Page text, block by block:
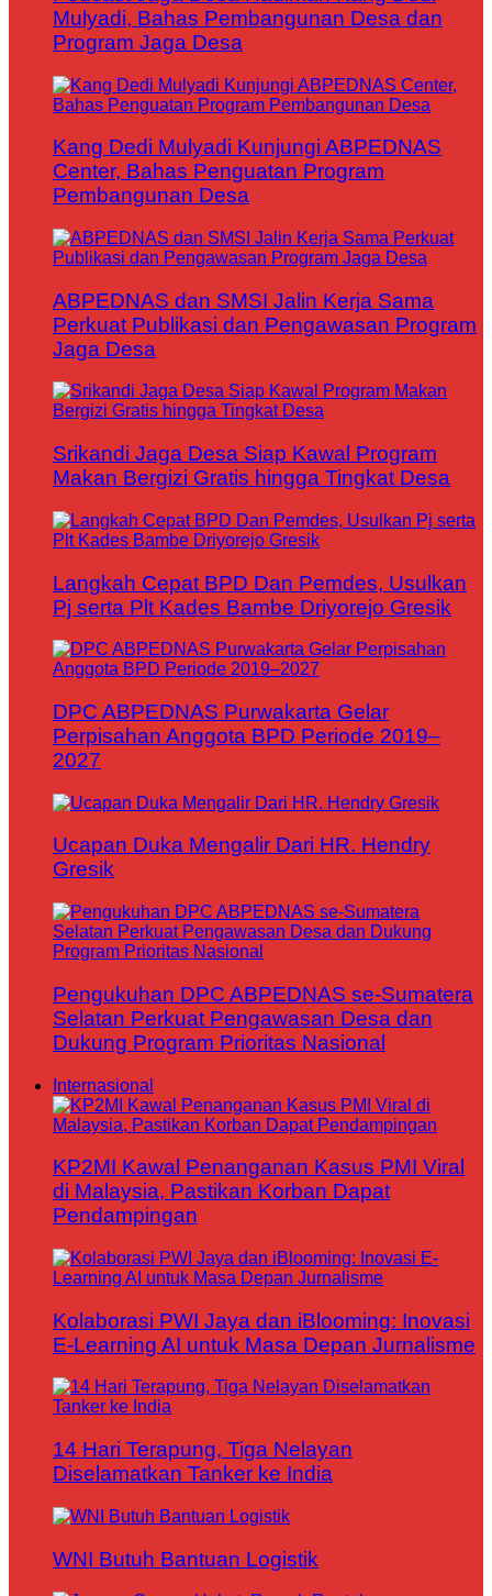
Mulyadi, Bahas Pembangunan Desa dan
Program Jaga Desa
Kang Dedi Mulyadi Kunjungi ABPEDNAS
Center, Bahas Penguatan Program
Pembangunan Desa
ABPEDNAS dan SMSI Jalin Kerja Sama
Perkuat Publikasi dan Pengawasan Program
Jaga Desa
Srikandi Jaga Desa Siap Kawal Program
Makan Bergizi Gratis hingga Tingkat Desa
Langkah Cepat BPD Dan Pemdes, Usulkan
Pj serta Plt Kades Bambe Driyorejo Gresik
DPC ABPEDNAS Purwakarta Gelar
Perpisahan Anggota BPD Periode 2019–
2027
Ucapan Duka Mengalir Dari HR. Hendry
Gresik
Pengukuhan DPC ABPEDNAS se-Sumatera
Selatan Perkuat Pengawasan Desa dan
Dukung Program Prioritas Nasional
Internasional
KP2MI Kawal Penanganan Kasus PMI Viral
di Malaysia, Pastikan Korban Dapat
Pendampingan
Kolaborasi PWI Jaya dan iBlooming: Inovasi
E-Learning AI untuk Masa Depan Jurnalisme
14 Hari Terapung, Tiga Nelayan
Diselamatkan Tanker ke India
WNI Butuh Bantuan Logistik